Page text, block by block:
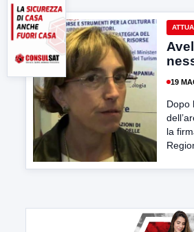
19
Dopo
la